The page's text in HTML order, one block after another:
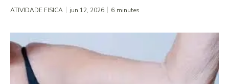
ATIVIDADE FISICA jun 12, 2026 6 minutes